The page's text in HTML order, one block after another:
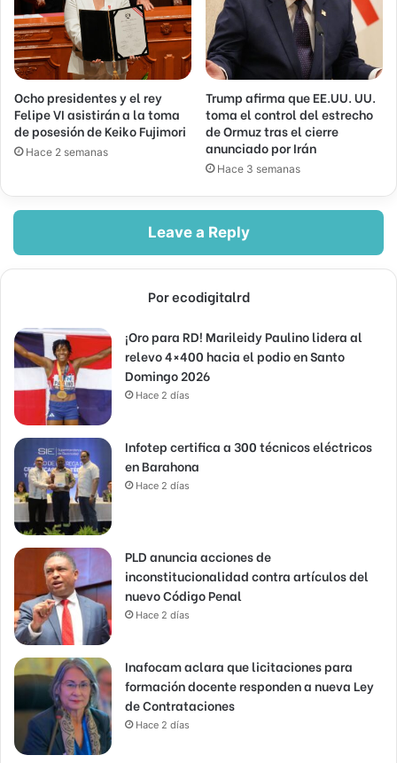
Ocho presidentes y el rey
Felipe VI asistirán a la toma
de posesión de Keiko Fujimori
Hace 2 semanas
Trump afirma que EE.UU. UU.
toma el control del estrecho
de Ormuz tras el cierre
anunciado por Irán
Hace 3 semanas
Leave a Reply
Por ecodigitalrd
¡Oro para RD! Marileidy Paulino lidera al
relevo 4×400 hacia el podio en Santo
Domingo 2026
Hace 2 días
Infotep certifica a 300 técnicos eléctricos
en Barahona
Hace 2 días
PLD anuncia acciones de
inconstitucionalidad contra artículos del
nuevo Código Penal
Hace 2 días
Inafocam aclara que licitaciones para
formación docente responden a nueva Ley
de Contrataciones
Hace 2 días